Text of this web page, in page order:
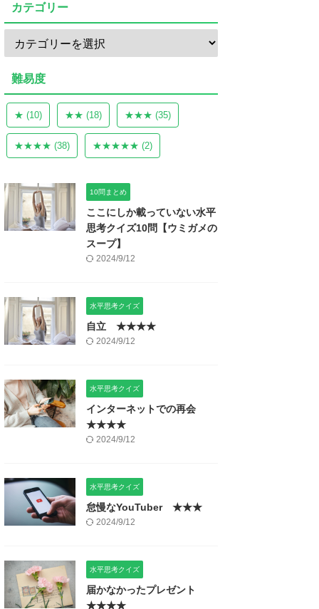
カテゴリー
難易度
★ (10) ★★ (18) ★★★ (35)
★★★★ (38) ★★★★★ (2)
10問まとめ
ここにしか載っていない水平
思考クイズ10問【ウミガメの
スープ】
2024/9/12
水平思考クイズ
自立 ★★★★
2024/9/12
水平思考クイズ
インターネットでの再会
★★★★
2024/9/12
水平思考クイズ
怠慢なYouTuber ★★★
2024/9/12
水平思考クイズ
届かなかったプレゼント
★★★★